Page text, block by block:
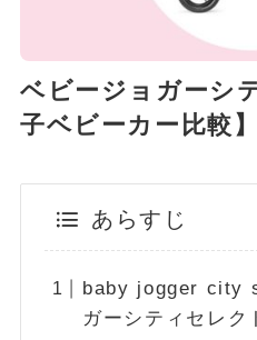
ベビージョガーシ
子ベビーカー比較】
あらすじ
baby jogger city
ガーシティセレク